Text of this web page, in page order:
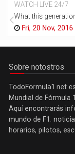
WATCH LIVE 24/7
What this
Fri, 20 Nov, 2016
Sobre notostros
TodoFormula1.net
Mundial de Fórmula 1.
Aquí encontrarás
mundo de F1:
horarios, pilotos,